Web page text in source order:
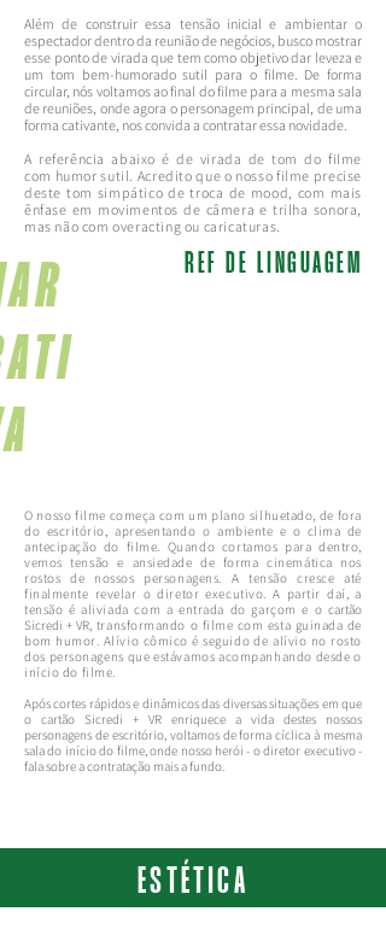
Além de construir essa tensão inicial e ambientar o
espectador dentro da reunião de negócios, busco mostrar
esse ponto de virada que tem como objetivo dar leveza e
um tom bem-humorado sutil para o filme. De forma
circular, nós voltamos ao final do filme para a mesma sala
de reuniões, onde agora o personagem principal, de uma
forma cativante, nos convida a contratar essa novidade.
A referência abaixo é de virada de tom do filme
com humor sutil. Acredito que o nosso filme precise
deste tom simpático de troca de mood, com mais
ênfase em movimentos de câmera e trilha sonora,
mas não com overacting ou caricaturas.
REF DE LINGUAGEM
O nosso filme começa com um plano silhuetado, de fora
do escritório, apresentando o ambiente e o clima de
antecipação do filme. Quando cortamos para dentro,
vemos tensão e ansiedade de forma cinemática nos
rostos de nossos personagens. A tensão cresce até
finalmente revelar o diretor executivo. A partir daí, a
tensão é aliviada com a entrada do garçom e o cartão
Sicredi + VR, transformando o filme com esta guinada de
bom humor. Alívio cômico é seguido de alívio no rosto
dos personagens que estávamos acompanhando desde o
início do filme.
Após cortes rápidos e dinâmicos das diversas situações em que
o cartão Sicredi + VR enriquece a vida destes nossos
personagens de escritório, voltamos de forma cíclica à mesma
sala do início do filme, onde nosso herói - o diretor executivo -
fala sobre a contratação mais a fundo.
ESTÉTICA